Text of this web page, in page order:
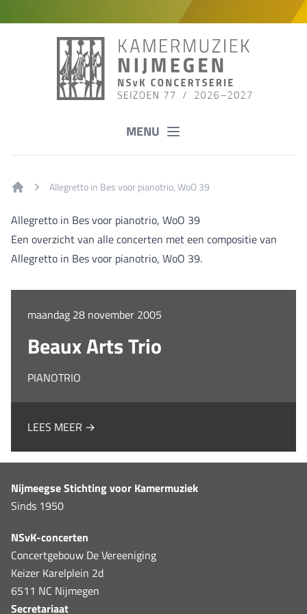
MENU
Allegretto in Bes voor pianotrio, WoO 39
Allegretto in Bes voor pianotrio, WoO 39
Een overzicht van alle concerten met een compositie van
Allegretto in Bes voor pianotrio, WoO 39.
maandag 28 november 2005
Beaux Arts Trio
PIANOTRIO
LEES MEER →
Nijmeegse Stichting voor Kamermuziek
Sinds 1950
NSvK-concerten
Concertgebouw De Vereeniging
Keizer Karelplein 2d
6511 NC Nijmegen
Secretariaat